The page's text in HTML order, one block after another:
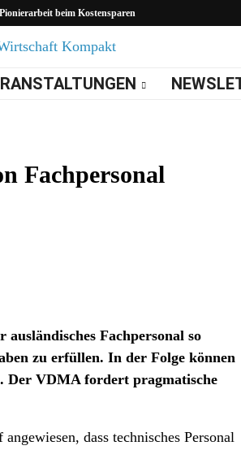
beim Kostensparen
Fachpersonal
Fachpersonal so
zu erfüllen. In der Folge können
Der VDMA fordert pragmatische
dass technisches Personal